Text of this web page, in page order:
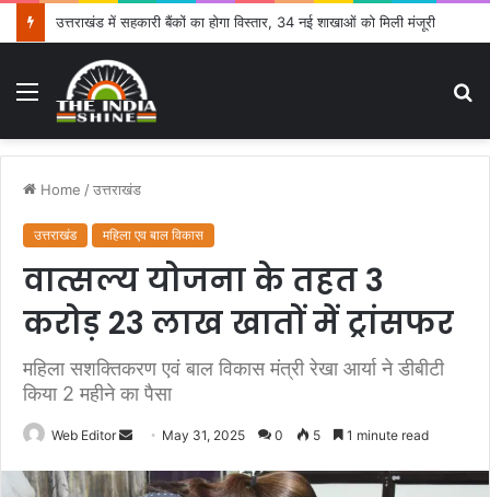
उत्तराखंड में सहकारी बैंकों का होगा विस्तार, 34 नई शाखाओं को मिली मंजूरी
Menu
Home /उत्तराखंड
उत्तराखंड महिला एव बाल विकास
वात्सल्य योजना के तहत 3
करोड़ 23 लाख खातों में ट्रांसफर
महिला सशक्तिकरण एवं बाल विकास मंत्री रेखा आर्या ने डीबीटी
किया 2 महीने का पैसा
Web Editor
n
May 31, 2025 0 5 1 minute read